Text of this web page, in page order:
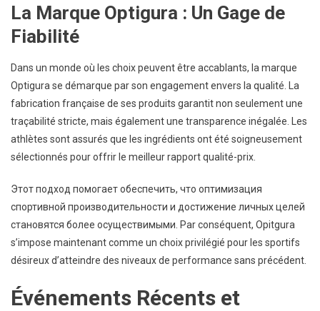
La Marque Optigura : Un Gage de
Fiabilité
Dans un monde où les choix peuvent être accablants, la marque
Optigura se démarque par son engagement envers la qualité. La
fabrication française de ses produits garantit non seulement une
traçabilité stricte, mais également une transparence inégalée. Les
athlètes sont assurés que les ingrédients ont été soigneusement
sélectionnés pour offrir le meilleur rapport qualité-prix.
Этот подход помогает обеспечить, что оптимизация
спортивной производительности и достижение личных целей
становятся более осуществимыми. Par conséquent, Opitgura
s’impose maintenant comme un choix privilégié pour les sportifs
désireux d’atteindre des niveaux de performance sans précédent.
Événements Récents et